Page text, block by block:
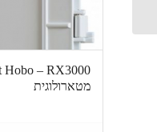
מטארולוגית